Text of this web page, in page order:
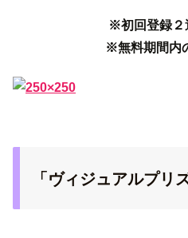
※初回登録２
※無料期間内
「ヴィジュアルプリ